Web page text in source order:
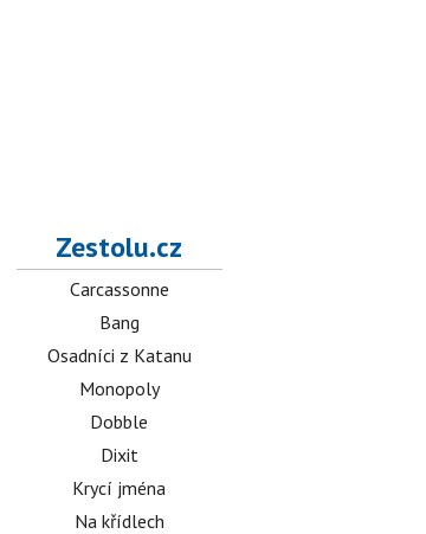
Zestolu.cz
Carcassonne
Bang
Osadníci z Katanu
Monopoly
Dobble
Dixit
Krycí jména
Na křídlech